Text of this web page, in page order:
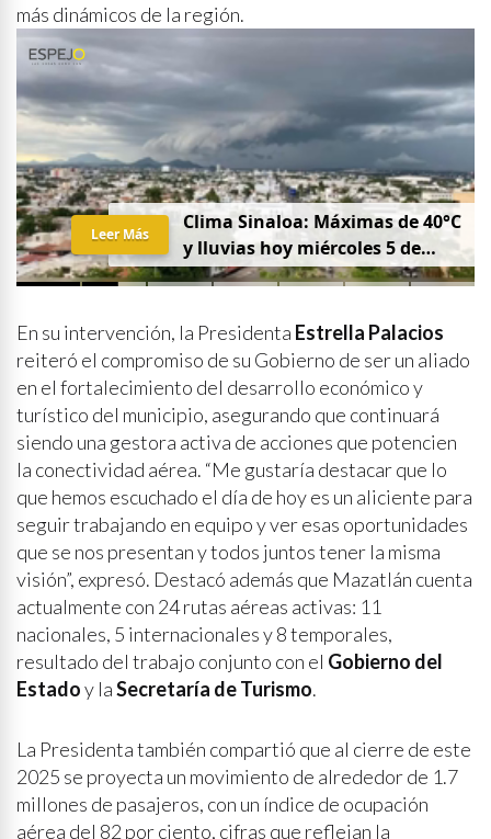
más dinámicos de la región.
Clima Sinaloa: Máximas de 40°C
y lluvias hoy miércoles 5 de
agosto
Leer Más
En su intervención, la Presidenta Estrella Palacios
reiteró el compromiso de su Gobierno de ser un aliado
en el fortalecimiento del desarrollo económico y
turístico del municipio, asegurando que continuará
siendo una gestora activa de acciones que potencien
la conectividad aérea. “Me gustaría destacar que lo
que hemos escuchado el día de hoy es un aliciente para
seguir trabajando en equipo y ver esas oportunidades
que se nos presentan y todos juntos tener la misma
visión”, expresó. Destacó además que Mazatlán cuenta
actualmente con 24 rutas aéreas activas: 11
nacionales, 5 internacionales y 8 temporales,
resultado del trabajo conjunto con el Gobierno del
Estadoy laSecretaría de Turismo.
La Presidenta también compartió que al cierre de este
2025 se proyecta un movimiento de alrededor de 1.7
millones de pasajeros, con un índice de ocupación
aérea del 82 por ciento, cifras que reflejan la